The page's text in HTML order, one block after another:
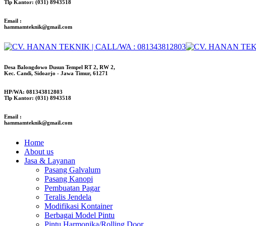
Tlp Kantor: (031) 8943518
Email :
hammamteknik@gmail.com
Desa Balongdowo Dusun Tempel RT 2, RW 2,
Kec. Candi, Sidoarjo - Jawa Timur, 61271
HP/WA: 081343812803
Tlp Kantor: (031) 8943518
Email :
hammamteknik@gmail.com
Home
About us
Jasa & Layanan
Pasang Galvalum
Pasang Kanopi
Pembuatan Pagar
Teralis Jendela
Modifikasi Kontainer
Berbagai Model Pintu
Pintu Harmonika/Rolling Door